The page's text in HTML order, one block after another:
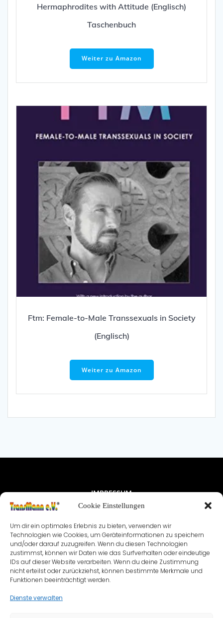
Cookie Einstellungen
Um dir ein optimales Erlebnis zu bieten, verwenden wir
Technologien wie Cookies, um Geräteinformationen zu speichern
und/oder darauf zuzugreifen. Wenn du diesen Technologien
zustimmst, können wir Daten wie das Surfverhalten oder eindeutige
IDs auf dieser Website verarbeiten. Wenn du deine Zustimmung
nicht erteilst oder zurückziehst, können bestimmte Merkmale und
Funktionen beeinträchtigt werden.
Dienste verwalten
Hermaphrodites with Attitude (Englisch)
Taschenbuch
Weiter zu Amazon
Ftm: Female-to-Male Transsexuals in Society
(Englisch)
Weiter zu Amazon
IMPRESSUM
NUTZUNGSBEDINGUNGEN & DATENSCHUTZ
VEREINSSATZUNG KONTAKT
COOKIE-RICHTLINIE (EU)